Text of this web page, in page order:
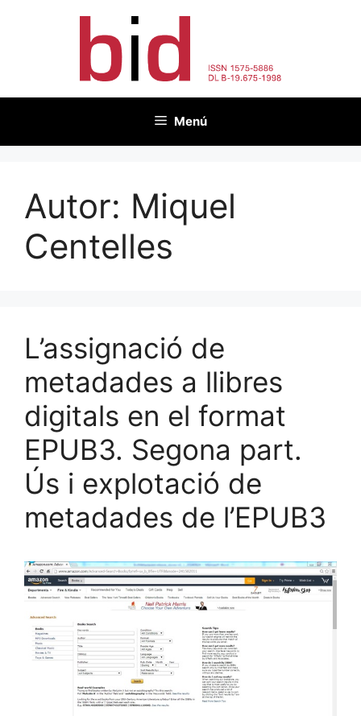
Menú
Autor: Miquel
Centelles
L’assignació de
metadades a llibres
digitals en el format
EPUB3. Segona part.
Ús i explotació de
metadades de l’EPUB3